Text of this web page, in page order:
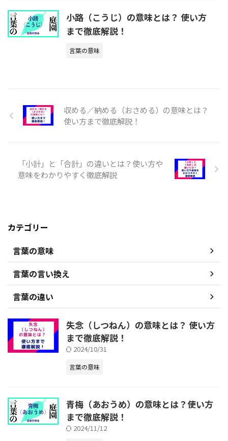
小路（こうじ）の意味とは？ 使い方
まで徹底解説！
言葉の意味
収める／納める（おさめる）の意味とは？
使い方まで徹底解説！
「小計」と「合計」の違いとは？使い方や
意味をわかりやすく徹底解説
カテゴリー
言葉の意味
言葉の言い換え
言葉の違い
失念（しつねん）の意味とは？ 使い方
まで徹底解説！
2024/10/31
言葉の意味
青梅（あおうめ）の意味とは？使い方
まで徹底解説！
2024/11/12